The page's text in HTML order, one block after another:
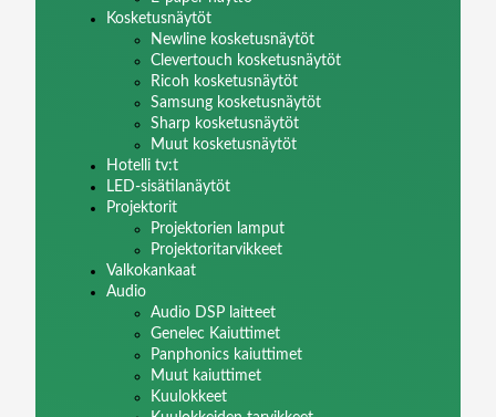
Kosketusnäytöt
Newline kosketusnäytöt
Clevertouch kosketusnäytöt
Ricoh kosketusnäytöt
Samsung kosketusnäytöt
Sharp kosketusnäytöt
Muut kosketusnäytöt
Hotelli tv:t
LED-sisätilanäytöt
Projektorit
Projektorien lamput
Projektoritarvikkeet
Valkokankaat
Audio
Audio DSP laitteet
Genelec Kaiuttimet
Panphonics kaiuttimet
Muut kaiuttimet
Kuulokkeet